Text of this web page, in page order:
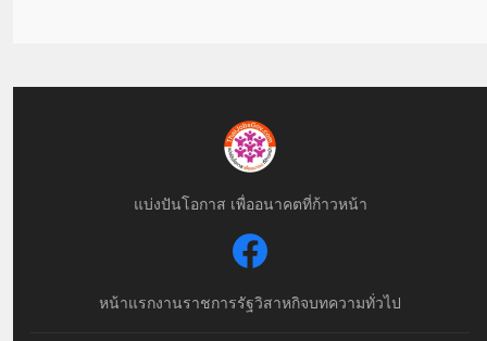
แบ่งปันโอกาส เพื่ออนาคตที่ก้าวหน้า
หน้าแรกงานราชการรัฐวิสาหกิจบทความทั่วไป